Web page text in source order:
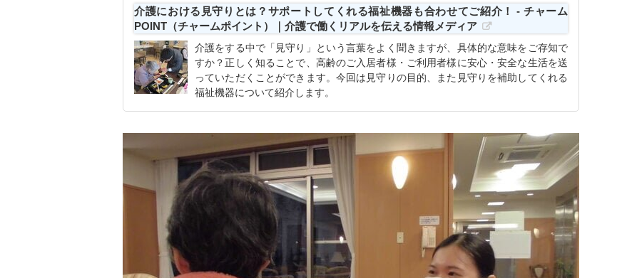
介護における見守りとは？サポートしてくれる福祉機器も合わせてご紹介！ - チャーム
POINT（チャームポイント）｜介護で働くリアルを伝える情報メディア
介護をする中で「見守り」という言葉をよく聞きますが、具体的な意味をご存知で
すか？正しく知ることで、高齢のご入居者様・ご利用者様に安心・安全な生活を送
っていただくことができます。今回は見守りの目的、また見守りを補助してくれる
福祉機器について紹介します。
記事を読む